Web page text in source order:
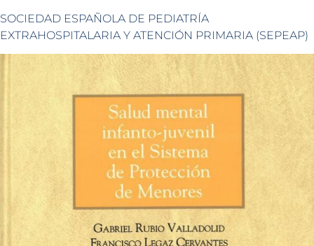
SOCIEDAD ESPAÑOLA DE PEDIATRÍA
EXTRAHOSPITALARIA Y ATENCIÓN PRIMARIA (SEPEAP)